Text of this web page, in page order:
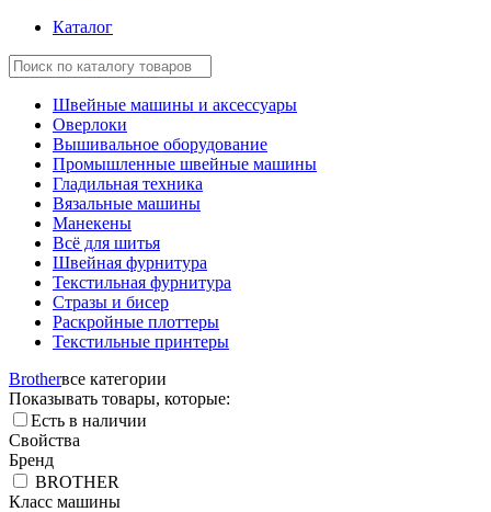
Каталог
Швейные машины и аксессуары
Оверлоки
Вышивальное оборудование
Промышленные швейные машины
Гладильная техника
Вязальные машины
Манекены
Всё для шитья
Швейная фурнитура
Текстильная фурнитура
Стразы и бисер
Раскройные плоттеры
Текстильные принтеры
Brotherвсе категории
Показывать товары, которые:
Есть в наличии
Свойства
Бренд
BROTHER
Класс машины